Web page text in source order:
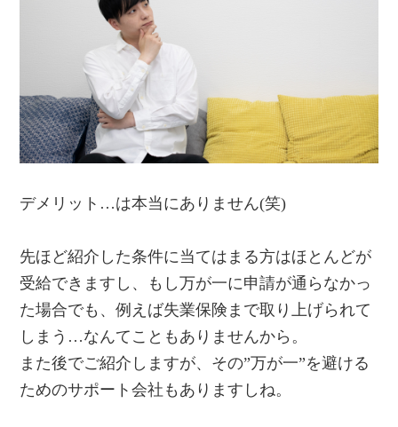
デメリット…は本当にありません(笑)
先ほど紹介した条件に当てはまる方はほとんどが
受給できますし、もし万が一に申請が通らなかっ
た場合でも、例えば失業保険まで取り上げられて
しまう…なんてこともありませんから。
また後でご紹介しますが、その”万が一”を避ける
ためのサポート会社もありますしね。